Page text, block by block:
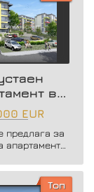
в
на
3
EUR
предлага за
сграда в кв.
3.Топ